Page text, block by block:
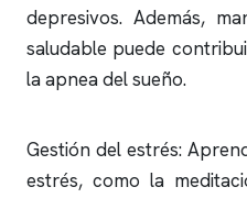
depresivos. Además,
saludable puede
laapnea del sueño.
Gestión del estrés:
estrés, como la